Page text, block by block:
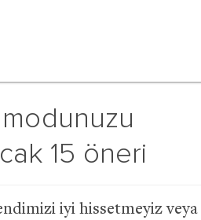
15 öneri
iyi hissetmeyiz veya